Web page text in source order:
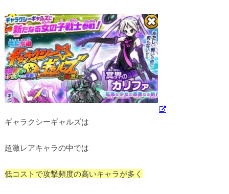
ギャラクシーギャルズは
超激レアキャラの中では
低コストで攻撃頻度の高いキャラが多く